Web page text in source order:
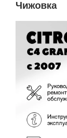
Чижовка